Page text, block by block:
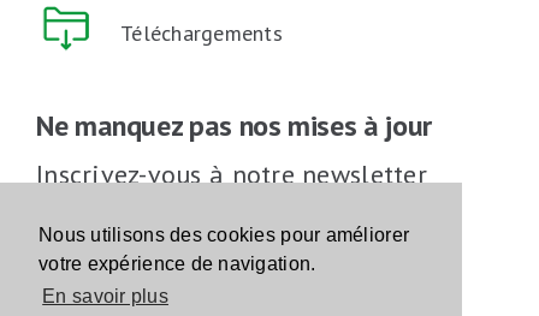
Nous utilisons des cookies pour améliorer
votre expérience de navigation.
En savoir plus
Téléchargements
Ne manquez pas nos mises à jour
Inscrivez-vous à notre newsletter
Inscrivez-vous